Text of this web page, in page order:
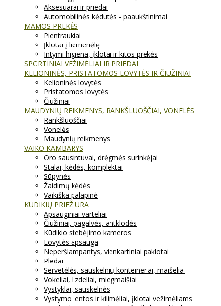
Aksesuarai ir priedai
Automobilinės kėdutės - paaukštinimai
MAMOS PREKĖS
Pientraukiai
Įklotai į liemenėlę
Intymi higiena, įklotai ir kitos prekės
SPORTINIAI VEŽIMĖLIAI IR PRIEDAI
KELIONINĖS, PRISTATOMOS LOVYTĖS IR ČIUŽINIAI
Kelioninės lovytės
Pristatomos lovytės
Čiužiniai
MAUDYNIŲ REIKMENYS, RANKŠLUOŠČIAI, VONELĖS
Rankšluoščiai
Vonelės
Maudynių reikmenys
VAIKO KAMBARYS
Oro sausintuvai, drėgmės surinkėjai
Stalai, kėdės, komplektai
Sūpynės
Žaidimų kėdės
Vaikiška palapinė
KŪDIKIŲ PRIEŽIŪRA
Apsauginiai varteliai
Čiužiniai, pagalvės, antklodės
Kūdikio stebėjimo kameros
Lovytės apsauga
Neperšlampantys, vienkartiniai paklotai
Pledai
Servetėlės, sauskelnių konteineriai, maišeliai
Vokeliai, lizdeliai, miegmaišiai
Vystyklai, sauskelnės
Vystymo lentos ir kilimėliai, įklotai vežimėliams